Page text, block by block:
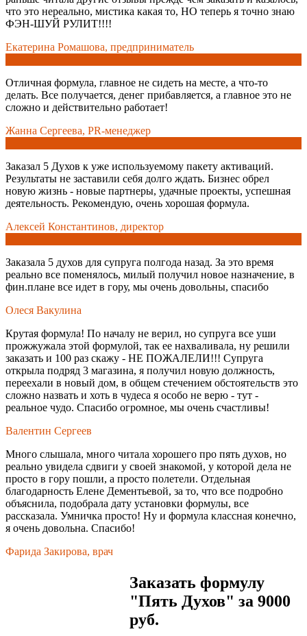
что это нереально, мистика какая то, НО теперь я точно знаю
ФЭН-ШУЙ РУЛИТ!!!!
Екатерина Ромашова, предприниматель
Отличная формула, главное не сидеть на месте, а что-то
делать. Все получается, денег прибавляется, а главное это не
сложно и действительно работает!
Жанна Сергеева, PR-менеджер
Заказал 5 Духов к уже используемому пакету активаций.
Результаты не заставили себя долго ждать. Бизнес обрел
новую жизнь - новые партнеры, удачные проекты, успешная
деятельность. Рекомендую, очень хорошая формула.
Алексей Константинов, директор
Заказала 5 духов для супруга полгода назад. За это время
реально все поменялось, милый получил новое назначение, в
фин.плане все идет в гору, мы очень довольны, спасибо
Олеся Вакулина
Крутая формула! По началу не верил, но супруга все уши
прожжужала этой формулой, так ее нахваливала, ну решили
заказать и 100 раз скажу - НЕ ПОЖАЛЕЛИ!!! Супруга
открыла подряд 3 магазина, я получил новую должность,
переехали в новый дом, в общем стечением обстоятельств это
сложно назвать и хоть в чудеса я особо не верю - тут -
реальное чудо. Спасибо огромное, мы очень счастливы!
Валентин Сергеев
Много слышала, много читала хорошего про пять духов, но
реально увидела сдвиги у своей знакомой, у которой дела не
просто в гору пошли, а просто полетели. Отдельная
благодарность Елене Дементьевой, за то, что все подробно
объяснила, подобрала дату установки формулы, все
рассказала. Умничка просто! Ну и формула классная конечно,
я очень довольна. Спасибо!
Фарида Закирова, врач
Заказать формулу
"Пять Духов" за 9000
руб.